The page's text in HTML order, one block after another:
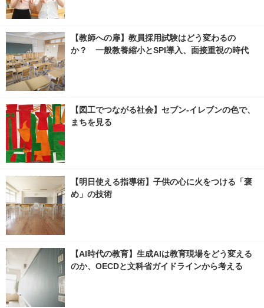
【教師への扉】教員採用試験はどう変わるの
か？ 一般教養縮小とSPI導入、面接重視の時代
【図工でつながる社会】セブン‐イレブンの色で、
まちを見る
【明日使える指導術】子供の心に火をつける「褒
め」の技術
【AI時代の教育】生成AIは教育現場をどう変える
のか、OECDと文科省ガイドラインから考える